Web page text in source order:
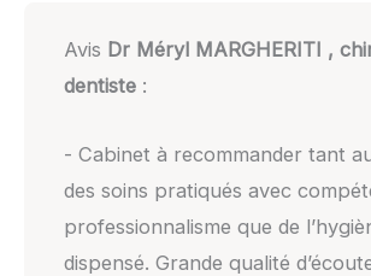
Avis Dr Méryl MARGHERITI ,
dentiste:
- Cabinet à recommander tant
des soins pratiqués avec
professionnalisme que de
dispensé. Grande qualité